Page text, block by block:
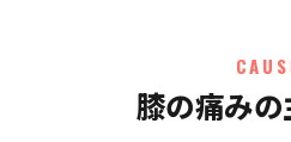
膝の痛み